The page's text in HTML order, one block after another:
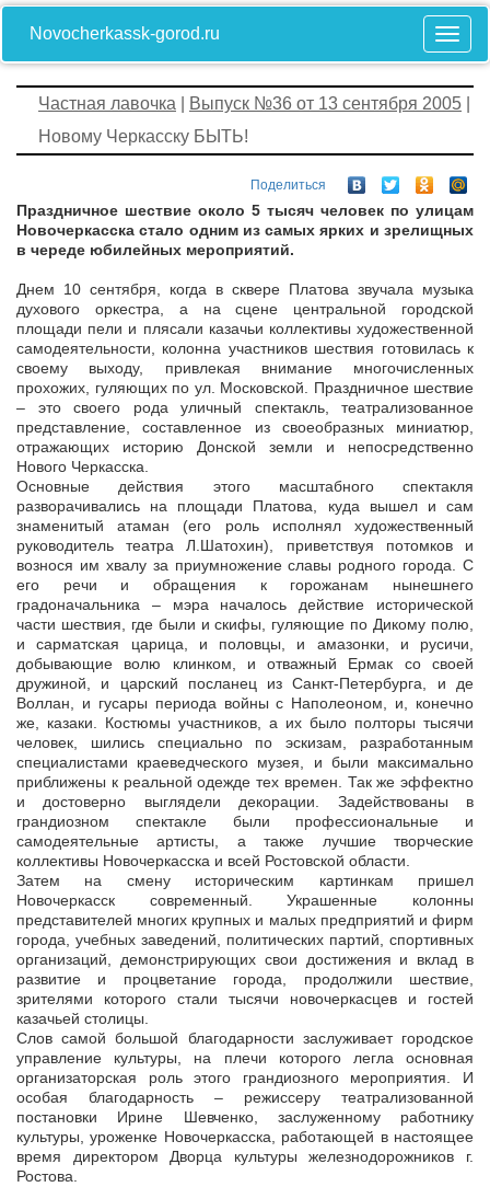
Novocherkassk-gorod.ru
Частная лавочка Выпуск №36 от 13 сентября 2005
Новому Черкасску БЫТЬ!
Поделиться
Праздничное шествие около 5 тысяч человек по улицам
Новочеркасска стало одним из самых ярких и зрелищных
в череде юбилейных мероприятий.
Днем 10 сентября, когда в сквере Платова звучала музыка
духового оркестра, а на сцене центральной городской
площади пели и плясали казачьи коллективы художественной
самодеятельности, колонна участников шествия готовилась к
своему выходу, привлекая внимание многочисленных
прохожих, гуляющих по ул. Московской. Праздничное шествие
– это своего рода уличный спектакль, театрализованное
представление, составленное из своеобразных миниатюр,
отражающих историю Донской земли и непосредственно
Нового Черкасска.
Основные действия этого масштабного спектакля
разворачивались на площади Платова, куда вышел и сам
знаменитый атаман (его роль исполнял художественный
руководитель театра Л.Шатохин), приветствуя потомков и
вознося им хвалу за приумножение славы родного города. С
его речи и обращения к горожанам нынешнего
градоначальника – мэра началось действие исторической
части шествия, где были и скифы, гуляющие по Дикому полю,
и сарматская царица, и половцы, и амазонки, и русичи,
добывающие волю клинком, и отважный Ермак со своей
дружиной, и царский посланец из Санкт-Петербурга, и де
Воллан, и гусары периода войны с Наполеоном, и, конечно
же, казаки. Костюмы участников, а их было полторы тысячи
человек, шились специально по эскизам, разработанным
специалистами краеведческого музея, и были максимально
приближены к реальной одежде тех времен. Так же эффектно
и достоверно выглядели декорации. Задействованы в
грандиозном спектакле были профессиональные и
самодеятельные артисты, а также лучшие творческие
коллективы Новочеркасска и всей Ростовской области.
Затем на смену историческим картинкам пришел
Новочеркасск современный. Украшенные колонны
представителей многих крупных и малых предприятий и фирм
города, учебных заведений, политических партий, спортивных
организаций, демонстрирующих свои достижения и вклад в
развитие и процветание города, продолжили шествие,
зрителями которого стали тысячи новочеркасцев и гостей
казачьей столицы.
Слов самой большой благодарности заслуживает городское
управление культуры, на плечи которого легла основная
организаторская роль этого грандиозного мероприятия. И
особая благодарность – режиссеру театрализованной
постановки Ирине Шевченко, заслуженному работнику
культуры, уроженке Новочеркасска, работающей в настоящее
время директором Дворца культуры железнодорожников г.
Ростова.